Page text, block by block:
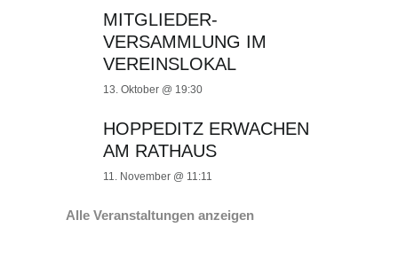
MITGLIEDER-
VERSAMMLUNG IM
VEREINSLOKAL
13. Oktober @ 19:30
HOPPEDITZ ERWACHEN
AM RATHAUS
11. November @ 11:11
Alle Veranstaltungen anzeigen